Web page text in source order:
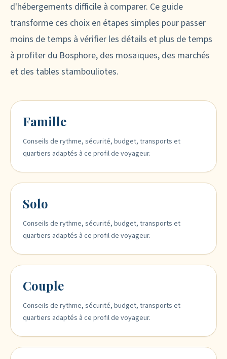
d'hébergements difficile à comparer. Ce guide
transforme ces choix en étapes simples pour passer
moins de temps à vérifier les détails et plus de temps
à profiter du Bosphore, des mosaïques, des marchés
et des tables stambouliotes.
Famille
Conseils de rythme, sécurité, budget, transports et
quartiers adaptés à ce profil de voyageur.
Solo
Conseils de rythme, sécurité, budget, transports et
quartiers adaptés à ce profil de voyageur.
Couple
Conseils de rythme, sécurité, budget, transports et
quartiers adaptés à ce profil de voyageur.